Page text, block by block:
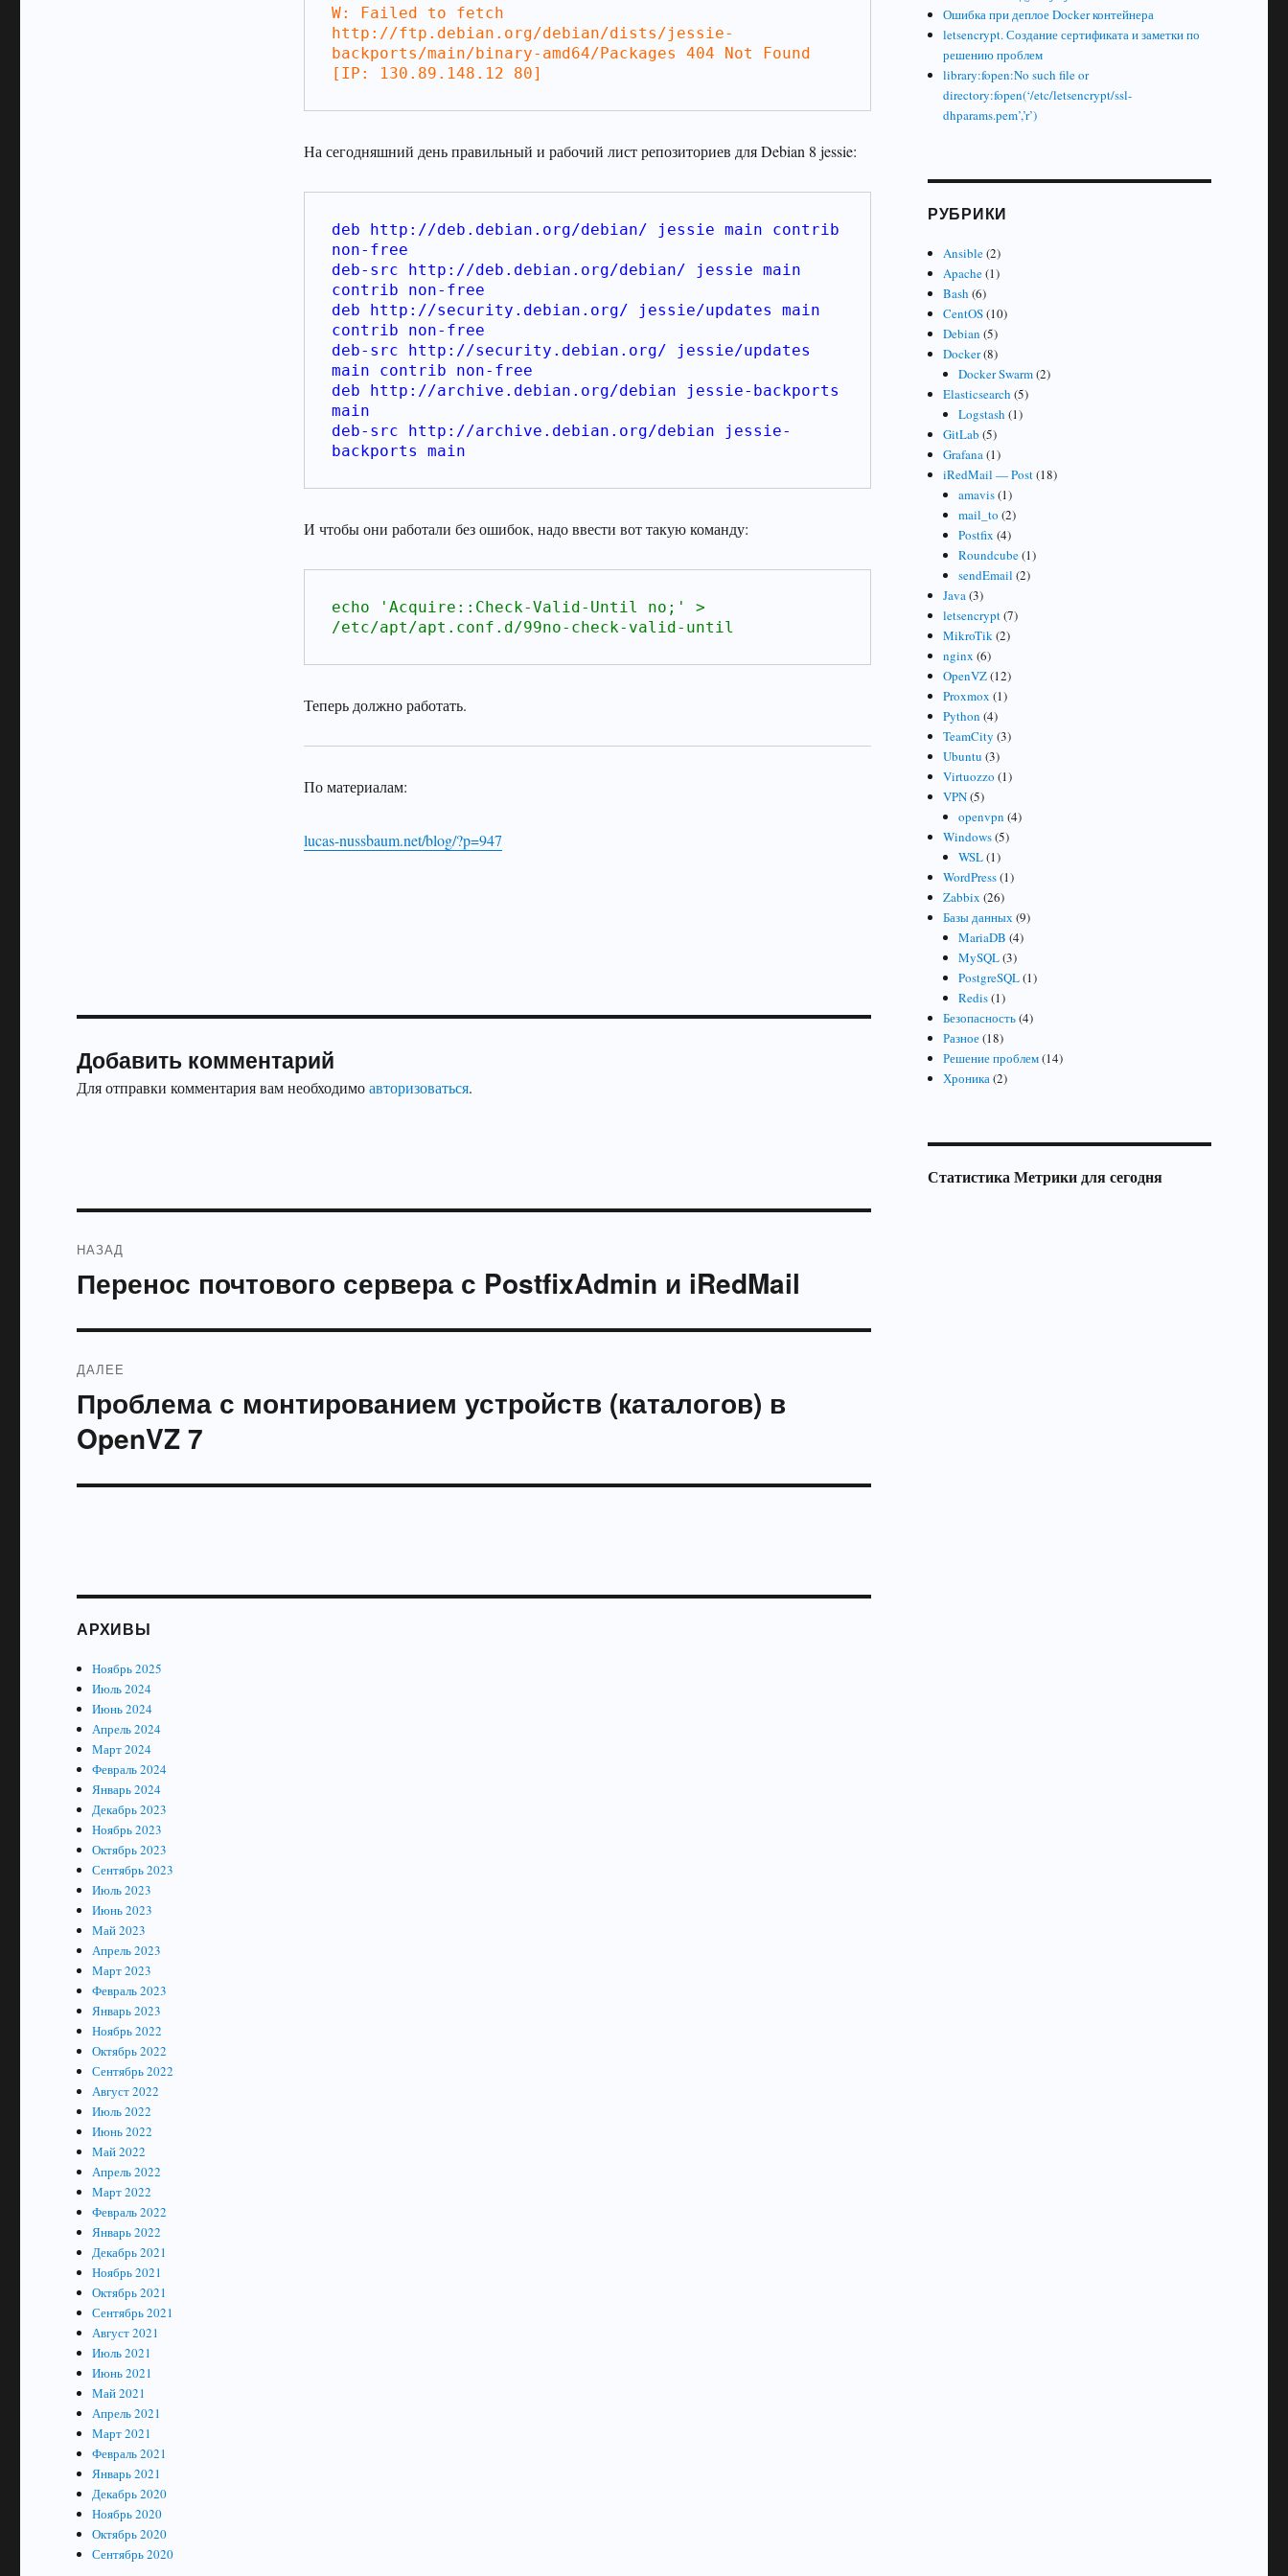
W: Failed to fetch
http://ftp.debian.org/debian/dists/jessie-
backports/main/binary-amd64/Packages 404 Not Found
[IP: 130.89.148.12 80]
На сегодняшний день правильный и рабочий лист репозиториев для Debian 8 jessie:
deb http://deb.debian.org/debian/ jessie main contrib
non-free
deb-src http://deb.debian.org/debian/ jessie main
contrib non-free
deb http://security.debian.org/ jessie/updates main
contrib non-free
deb-src http://security.debian.org/ jessie/updates
main contrib non-free
deb http://archive.debian.org/debian jessie-backports
main
deb-src http://archive.debian.org/debian jessie-
backports main
И чтобы они работали без ошибок, надо ввести вот такую команду:
echo 'Acquire::Check-Valid-Until no;' >
/etc/apt/apt.conf.d/99no-check-valid-until
Теперь должно работать.
По материалам:
lucas-nussbaum.net/blog/?p=947
Добавить комментарий
Для отправки комментария вам необходимоавторизоваться.
по
НАЗАД
Предыдущая
запись:
Перенос почтового сервера с PostfixAdmin и iRedMail
ДАЛЕЕ
Следующая
запись:
Проблема с монтированием устройств (каталогов) в
OpenVZ 7
АРХИВЫ
Ноябрь 2025
Июль 2024
Июнь 2024
Апрель 2024
Март 2024
Февраль 2024
Январь 2024
Декабрь 2023
Ноябрь 2023
Октябрь 2023
Сентябрь 2023
Июль 2023
Июнь 2023
Май 2023
Апрель 2023
Март 2023
Февраль 2023
Январь 2023
Ноябрь 2022
Октябрь 2022
Сентябрь 2022
Август 2022
Июль 2022
Июнь 2022
Май 2022
Апрель 2022
Март 2022
Февраль 2022
Январь 2022
Декабрь 2021
Ноябрь 2021
Октябрь 2021
Сентябрь 2021
Август 2021
Июль 2021
Июнь 2021
Май 2021
Апрель 2021
Март 2021
Февраль 2021
Январь 2021
Декабрь 2020
Ноябрь 2020
Октябрь 2020
Сентябрь 2020
Ошибка при деплое Docker контейнера
letsencrypt. Создание сертификата и заметки по
решению проблем
library:fopen:No such file or
directory:fopen(‘/etc/letsencrypt/ssl-
dhparams.pem’,’r’)
РУБРИКИ
Ansible(2)
Apache(1)
Bash (6)
CentOS(10)
Debian (5)
Docker(8)
Docker Swarm(2)
Elasticsearch (5)
Logstash (1)
GitLab (5)
Grafana(1)
iRedMail — Post(18)
amavis(1)
mail_to (2)
Postfix (4)
Roundcube(1)
sendEmail (2)
Java(3)
letsencrypt(7)
MikroTik(2)
nginx (6)
OpenVZ(12)
Proxmox (1)
Python (4)
TeamCity (3)
Ubuntu (3)
Virtuozzo (1)
VPN(5)
openvpn (4)
Windows(5)
WSL(1)
WordPress(1)
Zabbix (26)
Базы данных(9)
MariaDB (4)
MySQL(3)
PostgreSQL(1)
Redis(1)
Безопасность(4)
Разное(18)
Решение проблем(14)
Хроника(2)
Статистика Метрики для сегодня